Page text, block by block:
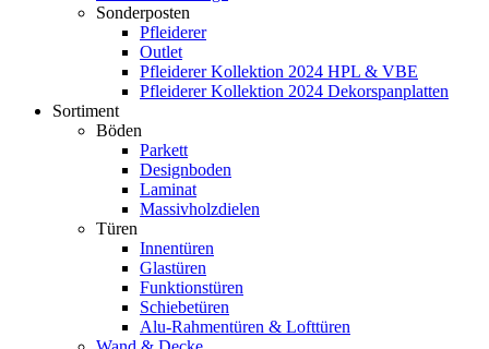
Sonderposten
Pfleiderer
Outlet
Pfleiderer Kollektion 2024 HPL & VBE
Pfleiderer Kollektion 2024 Dekorspanplatten
Sortiment
Böden
Parkett
Designboden
Laminat
Massivholzdielen
Türen
Innentüren
Glastüren
Funktionstüren
Schiebetüren
Alu-Rahmentüren & Lofttüren